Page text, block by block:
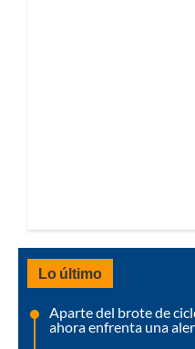
Lo último
Aparte del brote de
ahora enfrenta una